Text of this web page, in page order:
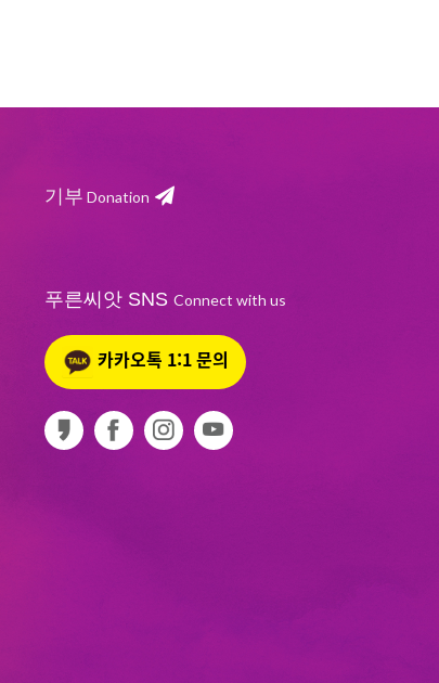
기부 Donation
푸른씨앗 SNS Connect with us
카카오톡 1:1 문의